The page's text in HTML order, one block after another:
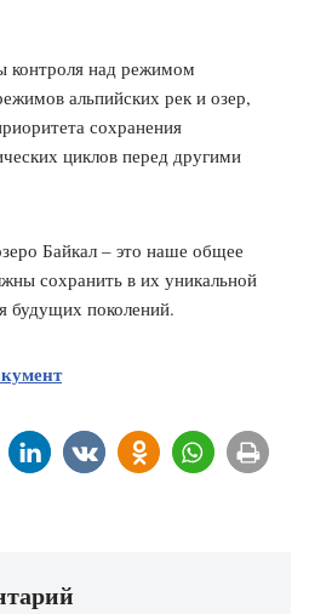
контроля над режимом
альпийских рек и озер,
сохранения
циклов перед другими
Байкал – это наше общее
сохранить в их уникальной
будущих поколений.